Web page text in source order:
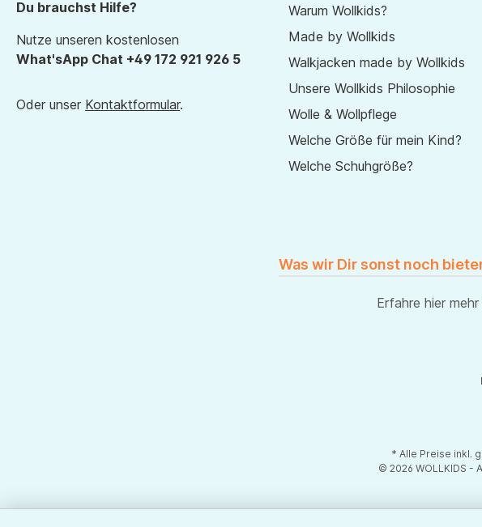
Du brauchst Hilfe?
Nutze unseren kostenlosen
What'sApp Chat +49 172 921 926 5
Oder unser Kontaktformular.
Warum Wollkids?
Made by Wollkids
Walkjacken made by Wollkids
Unsere Wollkids Philosophie
Wolle & Wollpflege
Welche Größe für mein Kind?
Welche Schuhgröße?
Was wir Dir sonst noch
Erfahre hier
* Alle Preise inkl.
© 2026 WOLLKIDS -